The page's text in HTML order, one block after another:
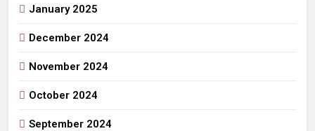
January 2025
December 2024
November 2024
October 2024
September 2024